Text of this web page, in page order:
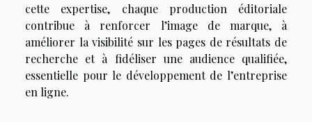
cette expertise, chaque production éditoriale
contribue à renforcer l’image de marque, à
améliorer la visibilité sur les pages de résultats de
recherche et à fidéliser une audience qualifiée,
essentielle pour le développement de l’entreprise
en ligne.